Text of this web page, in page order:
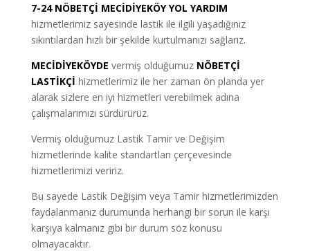
7-24 NÖBETÇİ MECİDİYEKÖY YOL YARDIM
hizmetlerimiz sayesinde lastik ile ilgili yaşadığınız
sıkıntılardan hızlı bir şekilde kurtulmanızı sağlarız.
MECİDİYEKÖYDE vermiş olduğumuz NÖBETÇİ
LASTİKÇİ hizmetlerimiz ile her zaman ön planda yer
alarak sizlere en iyi hizmetleri verebilmek adına
çalışmalarımızı sürdürürüz.
Vermiş olduğumuz Lastik Tamir ve Değişim
hizmetlerinde kalite standartları çerçevesinde
hizmetlerimizi veririz.
Bu sayede Lastik Değişim veya Tamir hizmetlerimizden
faydalanmanız durumunda herhangi bir sorun ile karşı
karşıya kalmanız gibi bir durum söz konusu
olmayacaktır.